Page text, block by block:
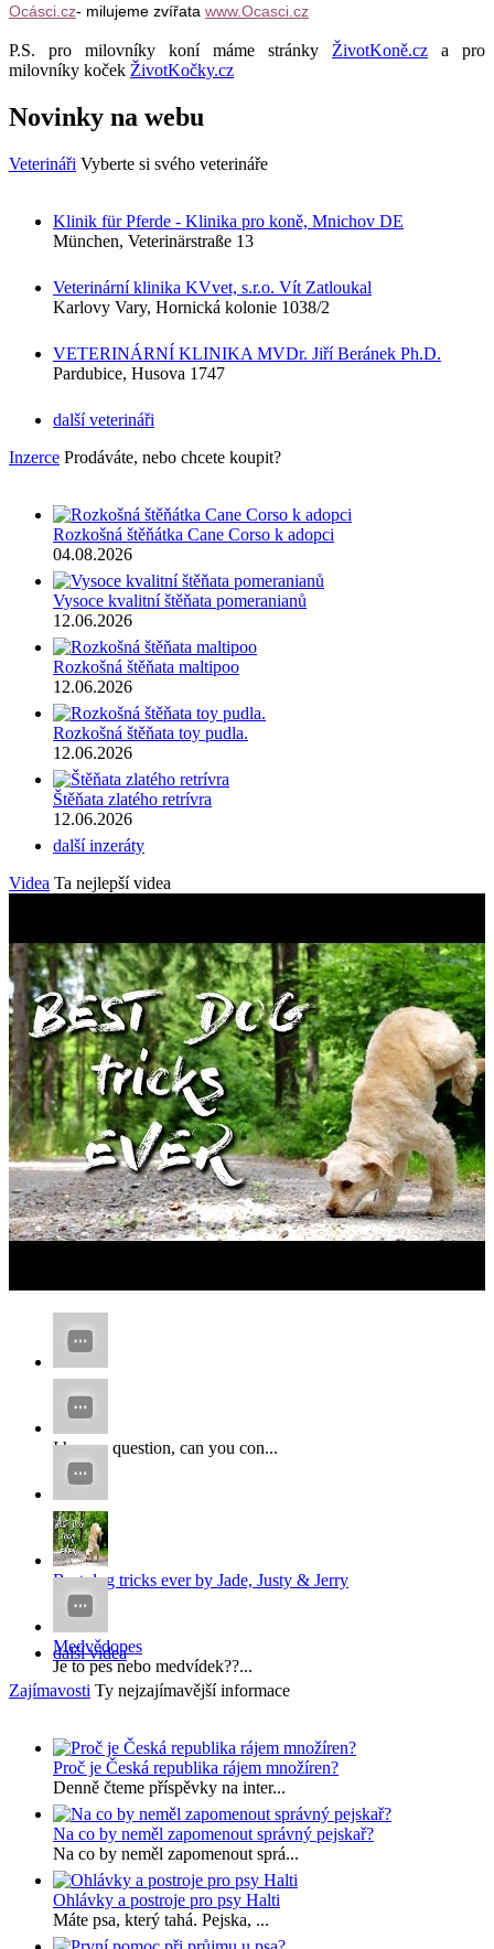
Ocásci.cz- milujeme zvířata www.Ocasci.cz
P.S. pro milovníky koní máme stránky ŽivotKoně.cz a pro
milovníky koček ŽivotKočky.cz
Novinky na webu
Veterináři Vyberte si svého veterináře
Klinik für Pferde - Klinika pro koně, Mnichov DE
München, Veterinärstraße 13
Veterinární klinika KVvet, s.r.o. Vít Zatloukal
Karlovy Vary, Hornická kolonie 1038/2
VETERINÁRNÍ KLINIKA MVDr. Jiří Beránek Ph.D.
Pardubice, Husova 1747
další veterináři
Inzerce Prodáváte, nebo chcete koupit?
Rozkošná štěňátka Cane Corso k adopci
04.08.2026
Vysoce kvalitní štěňata pomeranianů
12.06.2026
Rozkošná štěňata maltipoo
12.06.2026
Rozkošná štěňata toy pudla.
12.06.2026
Štěňata zlatého retrívra
12.06.2026
další inzeráty
Videa Ta nejlepší videa
...
I have a question, can you con...
x
x...
Best dog tricks ever by Jade, Justy & Jerry
Medvědopes
Je to pes nebo medvídek??...
další videa
Zajímavosti Ty nejzajímavější informace
Proč je Česká republika rájem množíren?
Denně čteme příspěvky na inter...
Na co by neměl zapomenout správný pejskař?
Na co by neměl zapomenout sprá...
Ohlávky a postroje pro psy Halti
Máte psa, který tahá. Pejska, ...